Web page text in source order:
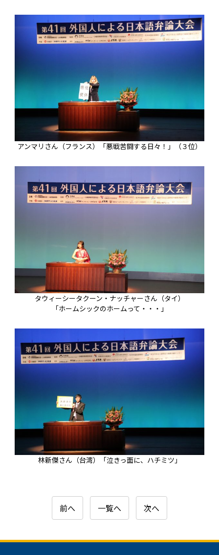
アンマリさん（フランス）「悪戦苦闘する日々！」（３位）
タウィーシータクーン・ナッチャーさん（タイ）
「ホームシックのホームって・・・」
林新傑さん（台湾）「泣きっ面に、ハチミツ」
前へ 一覧へ 次へ